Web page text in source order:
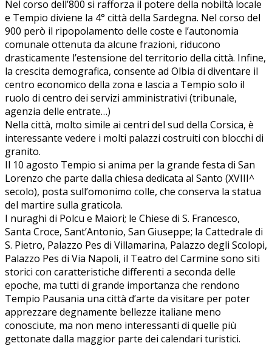
Nel corso dell’800 si rafforza il potere della nobiltà locale
e Tempio diviene la 4° città della Sardegna. Nel corso del
900 però il ripopolamento delle coste e l’autonomia
comunale ottenuta da alcune frazioni, riducono
drasticamente l’estensione del territorio della città. Infine,
la crescita demografica, consente ad Olbia di diventare il
centro economico della zona e lascia a Tempio solo il
ruolo di centro dei servizi amministrativi (tribunale,
agenzia delle entrate…)
Nella città, molto simile ai centri del sud della Corsica, è
interessante vedere i molti palazzi costruiti con blocchi di
granito.
Il 10 agosto Tempio si anima per la grande festa di San
Lorenzo che parte dalla chiesa dedicata al Santo (XVIII^
secolo), posta sull’omonimo colle, che conserva la statua
del martire sulla graticola.
I nuraghi di Polcu e Maiori; le Chiese di S. Francesco,
Santa Croce, Sant’Antonio, San Giuseppe; la Cattedrale di
S. Pietro, Palazzo Pes di Villamarina, Palazzo degli Scolopi,
Palazzo Pes di Via Napoli, il Teatro del Carmine sono siti
storici con caratteristiche differenti a seconda delle
epoche, ma tutti di grande importanza che rendono
Tempio Pausania una città d’arte da visitare per poter
apprezzare degnamente bellezze italiane meno
conosciute, ma non meno interessanti di quelle più
gettonate dalla maggior parte dei calendari turistici.